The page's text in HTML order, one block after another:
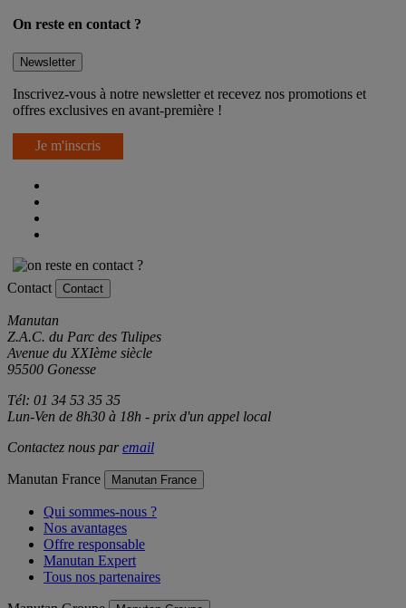
On reste en contact ?
Newsletter
Inscrivez-vous à notre newsletter et recevez nos promotions et
offres exclusives en avant-première !
Je m'inscris
Contact Contact
Manutan
Z.A.C. du Parc des Tulipes
Avenue du XXIème siècle
95500 Gonesse
Tél: 01 34 53 35 35
Lun-Ven de 8h30 à 18h - prix d'un appel local
Contactez nous paremail
Manutan France Manutan France
Qui sommes-nous ?
Nos avantages
Offre responsable
Manutan Expert
Tous nos partenaires